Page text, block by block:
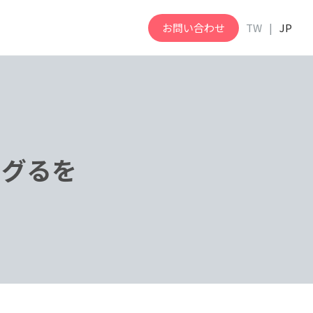
お問い合わせ TW JP
るを